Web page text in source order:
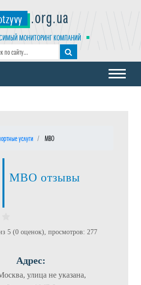
.org.ua
МОНИТОРИНГ КОМПАНИЙ
услуги МВО
МВО отзывы
5 (0 оценок), просмотров: 277
Адрес:
улица не указана,